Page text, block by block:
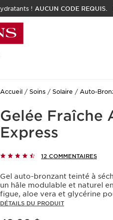
! AUCUN CODE REQUIS.
Accueil Soins Solaire Auto-
Gelée Fraîche
Express
12 COMMENTAIRES
Gel auto-bronzant teinté à
un hâle modulable et naturel
figue, aloe vera et glycérine
DÉTAILS DU PRODUIT